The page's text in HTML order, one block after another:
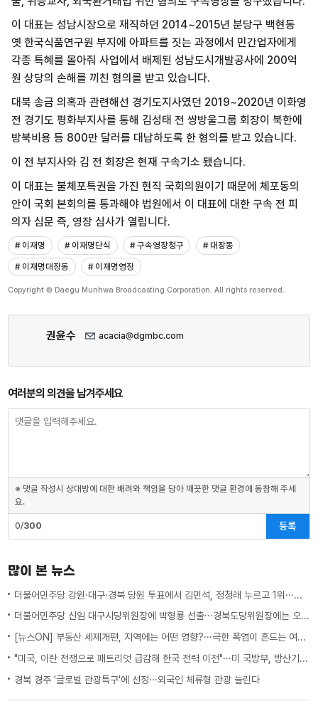
이 대표는 성남시장으로 재직하던 2014~2015년 분당구 백현동
옛 한국식품연구원 부지에 아파트를 짓는 과정에서 민간업자에게
각종 특혜를 몰아줘 사업에서 배제된 성남도시개발공사에 200억
원 상당의 손해를 끼친 혐의를 받고 있습니다.
대북 송금 의혹과 관련해선 경기도지사였던 2019~2020년 이화영
전 경기도 평화부지사를 통해 김성태 전 쌍방울그룹 회장이 북한에
방북비용 등 800만 달러를 대납하도록 한 혐의를 받고 있습니다.
이 전 부지사와 김 전 회장은 현재 구속기소 됐습니다.
이 대표는 불체포특권을 가진 현직 국회의원이기 때문에 체포동의
안이 국회 본회의를 통과해야 법원에서 이 대표에 대한 구속 전 피
의자 심문 즉, 영장 심사가 열립니다.
# 이재명 # 이재명단식 # 구속영장청구
# 대장동
# 이재명대장동
# 이재명영장
Copyright © Daegu Munhwa Broadcasting Corporation. All rights reserved.
권윤수 acacia@dgmbc.com
여러분의 의견을 남겨주세요
※ 댓글 작성시 상대방에 대한 배려와 책임을 담아 깨끗한 댓글 환경에 동참해 주세
요.
0/300 등록
많이 본 뉴스
더불어민주당 강원·대구·경북 당원 투표에서 김민석, 정청래 누르고 1위···임미애 경북 2위 선전에도 당선권 밖
더불어민주당 신임 대구시당위원장에 박형룡 선출···경북도당위원장에는 오중기
[뉴스ON] 부동산 세제개편, 지역에는 어떤 영향?···극한 폭염이 흔드는 여름 일상
"미국, 이란 전쟁으로 패트리엇 급감해 한국 전력 이전"···미 국방부, 방산기업에 "생산 능력 확대 계획 21일까지 제출하라"
경북 경주 '글로벌 관광특구'에 선정···외국인 체류형 관광 늘린다